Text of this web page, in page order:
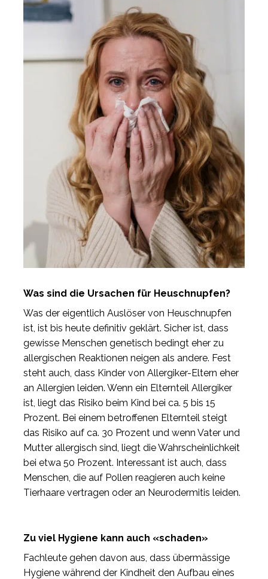
Was sind die Ursachen für Heuschnupfen?
Was der eigentlich Auslöser von Heuschnupfen
ist, ist bis heute definitiv geklärt. Sicher ist, dass
gewisse Menschen genetisch bedingt eher zu
allergischen Reaktionen neigen als andere. Fest
steht auch, dass Kinder von Allergiker-Eltern eher
an Allergien leiden. Wenn ein Elternteil Allergiker
ist, liegt das Risiko beim Kind bei ca. 5 bis 15
Prozent. Bei einem betroffenen Elternteil steigt
das Risiko auf ca. 30 Prozent und wenn Vater und
Mutter allergisch sind, liegt die Wahrscheinlichkeit
bei etwa 50 Prozent. Interessant ist auch, dass
Menschen, die auf Pollen reagieren auch keine
Tierhaare vertragen oder an Neurodermitis leiden.
Zu viel Hygiene kann auch «schaden»
Fachleute gehen davon aus, dass übermässige
Hygiene während der Kindheit den Aufbau eines